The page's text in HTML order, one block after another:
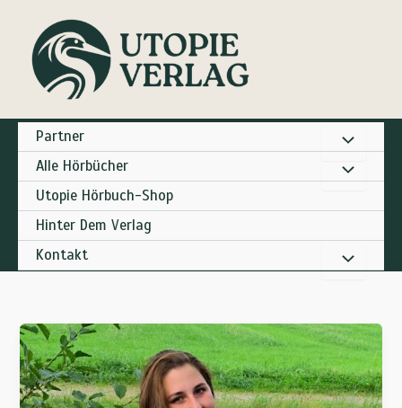
springen
Partner
Alle Hörbücher
Utopie Hörbuch-Shop
Hinter Dem Verlag
Kontakt